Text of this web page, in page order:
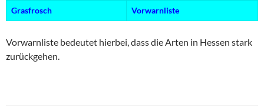
Grasfrosch Vorwarnliste
Vorwarnliste bedeutet hierbei, dass die Arten in Hessen stark
zurückgehen.